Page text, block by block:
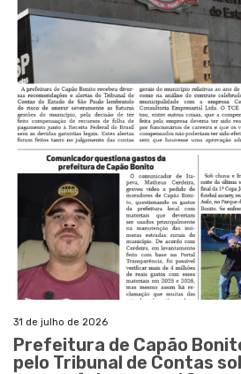
31 de julho de 2026
Prefeitura de Capão
pelo Tribunal de Contas